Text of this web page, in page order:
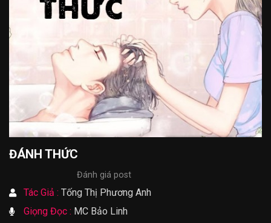
ĐÁNH THỨC
Đánh giá post
Tác Giả : Tống Thị Phương Anh
Giọng Đọc : MC Bảo Linh